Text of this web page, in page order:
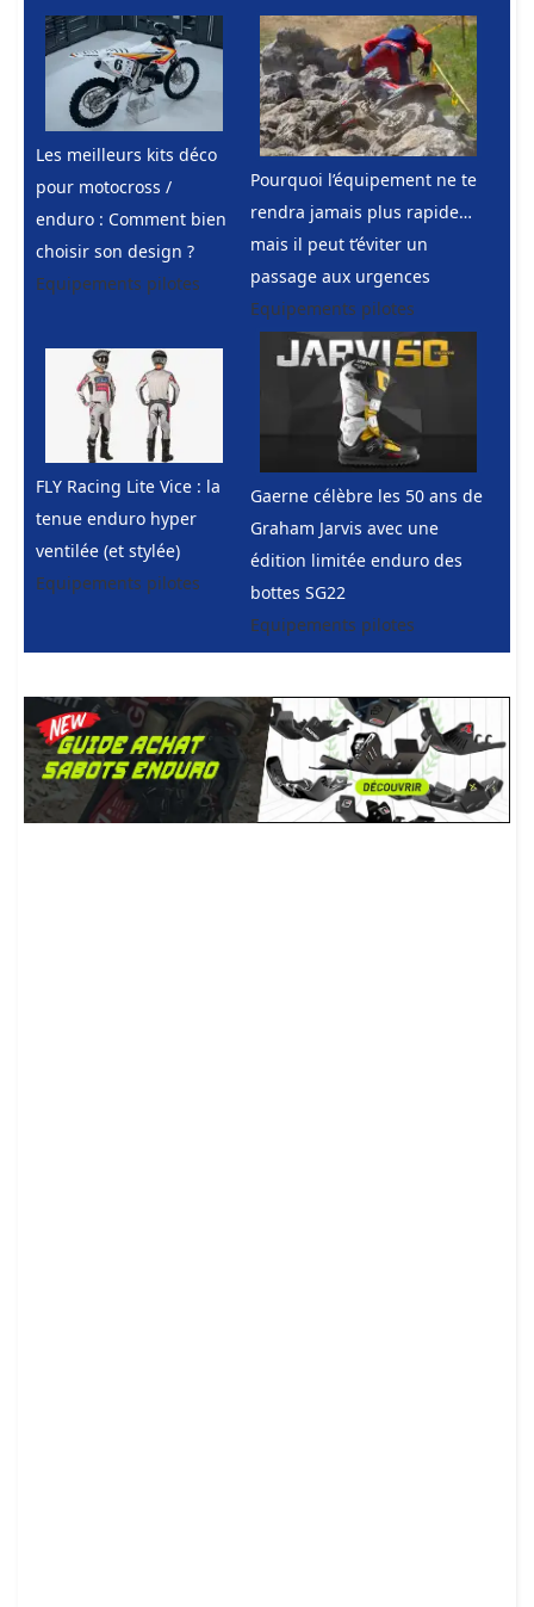
Les meilleurs kits déco
pour motocross /
enduro : Comment bien
choisir son design ?
Equipements pilotes
FLY Racing Lite Vice : la
tenue enduro hyper
ventilée (et stylée)
Equipements pilotes
Pourquoi l’équipement ne te
rendra jamais plus rapide…
mais il peut t’éviter un
passage aux urgences
Equipements pilotes
Gaerne célèbre les 50 ans de
Graham Jarvis avec une
édition limitée enduro des
bottes SG22
Equipements pilotes